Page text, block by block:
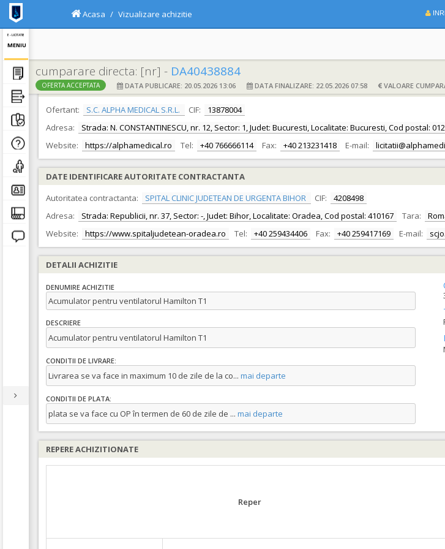
E - LICITATIE
MENIU
Acasa Vizualizare achizitie
cumparare directa: [nr] - DA40438884
OFERTA ACCEPTATA DATA PUBLICARE: 20.05.2026 13:06 DATA FINALIZARE: 22.05.2026 07:58 VALOARE
DATE IDENTIFICARE OFERTANT
Ofertant:
S.C. ALPHA MEDICAL S.R.L. CIF:
13878004
Adresa:
Strada: N. CONSTANTINESCU, nr. 12, Sector: 1, Judet: Bucuresti, Localitate: Bucuresti, Cod postal:
Website:
https://alphamedical.ro Tel: +40 766666114 Fax: +40 213231418 E-mail:
DATE IDENTIFICARE AUTORITATE CONTRACTANTA
Autoritatea contractanta:
SPITAL CLINIC JUDETEAN DE URGENTA BIHOR CIF:
4208498
Adresa:
Strada: Republicii, nr. 37, Sector: -, Judet: Bihor, Localitate: Oradea, Cod postal: 410167 Tara:
Website:
https://www.spitaljudetean-oradea.ro Tel: +40 259434406 Fax: +40 259417169 E-mail:
DETALII ACHIZITIE
DENUMIRE ACHIZITIE
Acumulator pentru ventilatorul Hamilton T1
DESCRIERE
Acumulator pentru ventilatorul Hamilton T1
CONDITII DE LIVRARE:
Livrarea se va face in maximum 10 de zile de la co... mai departe
CONDITII DE PLATA:
plata se va face cu OP în termen de 60 de zile de ... mai departe
REPERE ACHIZITIONATE
Reper